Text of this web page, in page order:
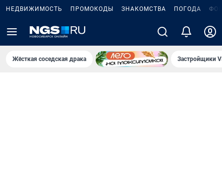
НЕДВИЖИМОСТЬ ПРОМОКОДЫ ЗНАКОМСТВА ПОГОДА
Жёсткая соседская драка Застройщики